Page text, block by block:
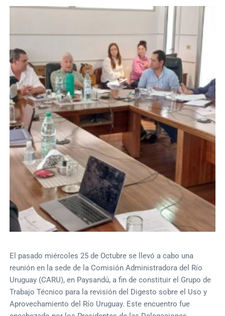
El pasado miércoles 25 de Octubre se llevó a cabo una
reunión en la sede de la Comisión Administradora del Río
Uruguay (CARU), en Paysandú, a fin de constituir el Grupo de
Trabajo Técnico para la revisión del Digesto sobre el Uso y
Aprovechamiento del Río Uruguay. Este encuentro fue